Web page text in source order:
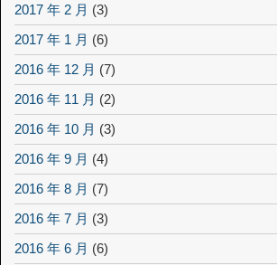
2017 年 2 月 (3)
2017 年 1 月 (6)
2016 年 12 月 (7)
2016 年 11 月 (2)
2016 年 10 月 (3)
2016 年 9 月 (4)
2016 年 8 月 (7)
2016 年 7 月 (3)
2016 年 6 月 (6)